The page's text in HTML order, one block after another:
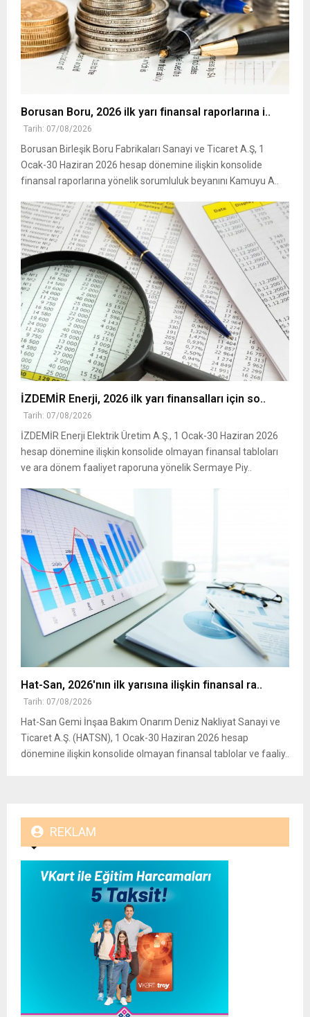
Borusan Boru, 2026 ilk yarı finansal raporlarına i..
Tarih: 07/08/2026
Borusan Birleşik Boru Fabrikaları Sanayi ve Ticaret A.Ş, 1
Ocak-30 Haziran 2026 hesap dönemine ilişkin konsolide
finansal raporlarına yönelik sorumluluk beyanını Kamuyu A..
İZDEMİR Enerji, 2026 ilk yarı finansalları için so..
Tarih: 07/08/2026
İZDEMİR Enerji Elektrik Üretim A.Ş., 1 Ocak-30 Haziran 2026
hesap dönemine ilişkin konsolide olmayan finansal tabloları
ve ara dönem faaliyet raporuna yönelik Sermaye Piy..
Hat-San, 2026'nın ilk yarısına ilişkin finansal ra..
Tarih: 07/08/2026
Hat-San Gemi İnşaa Bakım Onarım Deniz Nakliyat Sanayi ve
Ticaret A.Ş. (HATSN), 1 Ocak-30 Haziran 2026 hesap
dönemine ilişkin konsolide olmayan finansal tablolar ve faaliy..
REKLAM